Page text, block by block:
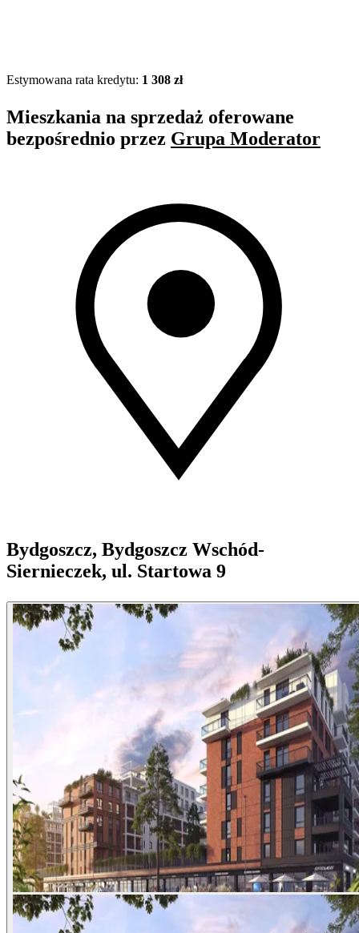
Estymowana rata kredytu: 1 308 zł
Mieszkania na sprzedaż oferowane
bezpośrednio przez Grupa Moderator
Bydgoszcz, Bydgoszcz Wschód-
Siernieczek, ul. Startowa 9